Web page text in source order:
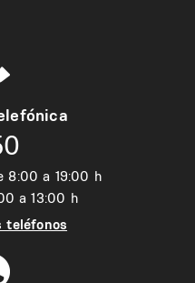
8:00 a 19:00 h
a 13:00 h
teléfonos